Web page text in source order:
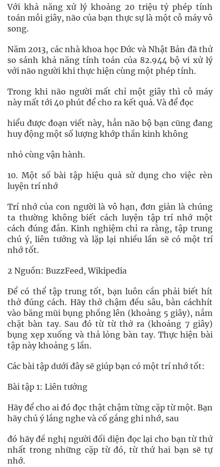
Với khả năng xử lý khoảng 20 triệu tỷ phép tính
toán mỗi giây, não của bạn thực sự là một cỗ máy vô
song.
Năm 2013, các nhà khoa học Đức và Nhật Bản đã thử
so sánh khả năng tính toán của 82.944 bộ vi xử lý
với não người khi thực hiện cùng một phép tính.
Trong khi não người mất chỉ một giây thì cỗ máy
này mất tới 40 phút để cho ra kết quả. Và để đọc
hiểu được đoạn viết này, hẳn não bộ bạn cũng đang
huy động một số lượng khớp thần kinh không
nhỏ cùng vận hành.
10. Một số bài tập hiệu quả sử dụng cho việc rèn
luyện trí nhớ
Trí nhớ của con người là vô hạn, đơn giản là chúng
ta thường không biết cách luyện tập trí nhớ một
cách đúng đắn. Kinh nghiệm chỉ ra rằng, tập trung
chú ý, liên tưởng và lặp lại nhiều lần sẽ có một trí
nhớ tốt.
2 Nguồn: BuzzFeed, Wikipedia
Để có thể tập trung tốt, bạn luôn cần phải biết hít
thở đúng cách. Hãy thở chậm đều sâu, bằn cáchhít
vào băng mũi bụng phồng lên (khoảng 5 giây), nắm
chặt bàn tay. Sau đó từ từ thở ra (khoảng 7 giây)
bụng xẹp xuống và thả lỏng bàn tay. Thực hiện bài
tập này khoảng 5 lần.
Các bài tập dưới đây sẽ giúp bạn có một trí nhớ tốt:
Bài tập 1: Liên tưởng
Hãy để cho ai đó đọc thật chậm từng cặp từ một. Bạn
hãy chú ý lắng nghe và cố gắng ghi nhớ, sau
đó hãy đề nghị người đối diện đọc lại cho bạn từ thứ
nhất trong những cặp từ đó, từ thứ hai bạn sẽ tự
nhớ.